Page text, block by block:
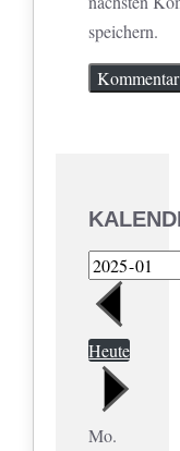
speichern.
Heute
Mo.